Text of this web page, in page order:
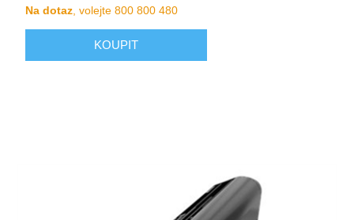
Na dotaz , volejte 800 800 480